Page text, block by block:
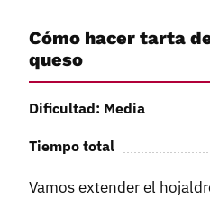
Cómo hacer tarta
queso
Dificultad: Media
Tiempo total
Vamos extender el